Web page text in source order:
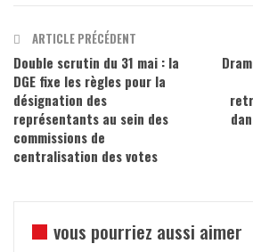
ARTICLE PRÉCÉDENT
Double scrutin du 31 mai : la
DGE fixe les règles pour la
désignation des
représentants au sein des
commissions de
centralisation des votes
vous pourriez aussi aimer